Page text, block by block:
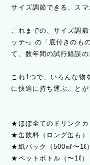
サイズ調節できる、ス
これまでの、サイズ調
ッテ-』の「底付きのも
て、数年間の試行錯誤
これ1つで、いろんな物
に快適に持ち運ぶことが
★ほぼ全てのドリンクカ
★缶飲料（ロング缶も）
★紙パック（500㎖〜1ℓ）
★ペットボトル（〜1ℓ）